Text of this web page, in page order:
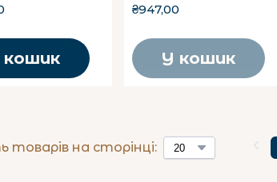
кошик
₴947,00
У кошик
товарів на сторінці: